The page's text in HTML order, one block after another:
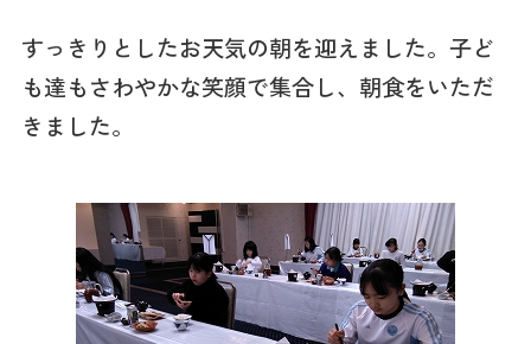
すっきりとしたお天気の朝を迎えました。子ど
も達もさわやかな笑顔で集合し、朝食をいただ
きました。